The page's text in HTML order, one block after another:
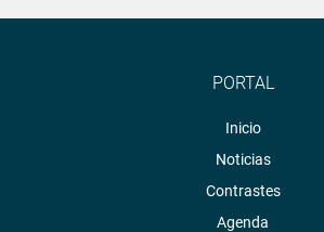
PORTAL
Inicio
Noticias
Contrastes
Agenda